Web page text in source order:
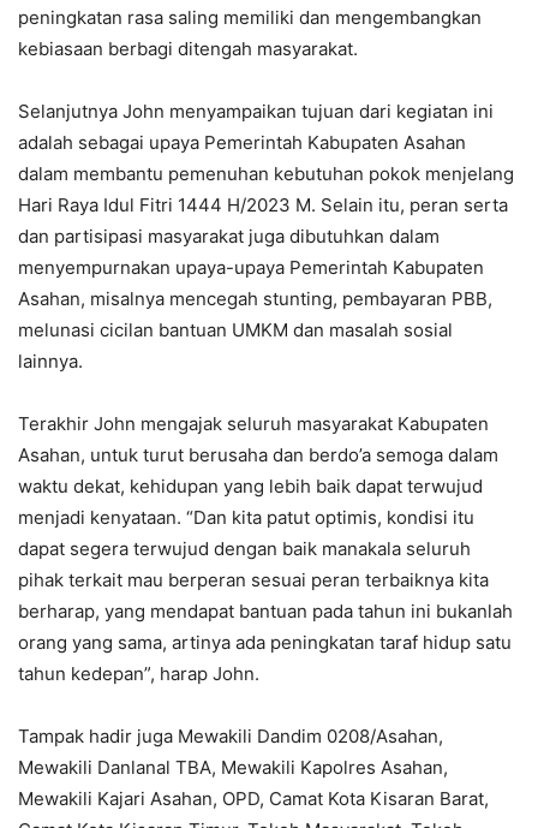
peningkatan rasa saling memiliki dan mengembangkan
kebiasaan berbagi ditengah masyarakat.
Selanjutnya John menyampaikan tujuan dari kegiatan ini
adalah sebagai upaya Pemerintah Kabupaten Asahan
dalam membantu pemenuhan kebutuhan pokok menjelang
Hari Raya Idul Fitri 1444 H/2023 M. Selain itu, peran serta
dan partisipasi masyarakat juga dibutuhkan dalam
menyempurnakan upaya-upaya Pemerintah Kabupaten
Asahan, misalnya mencegah stunting, pembayaran PBB,
melunasi cicilan bantuan UMKM dan masalah sosial
lainnya.
Terakhir John mengajak seluruh masyarakat Kabupaten
Asahan, untuk turut berusaha dan berdo’a semoga dalam
waktu dekat, kehidupan yang lebih baik dapat terwujud
menjadi kenyataan. “Dan kita patut optimis, kondisi itu
dapat segera terwujud dengan baik manakala seluruh
pihak terkait mau berperan sesuai peran terbaiknya kita
berharap, yang mendapat bantuan pada tahun ini bukanlah
orang yang sama, artinya ada peningkatan taraf hidup satu
tahun kedepan”, harap John.
Tampak hadir juga Mewakili Dandim 0208/Asahan,
Mewakili Danlanal TBA, Mewakili Kapolres Asahan,
Mewakili Kajari Asahan, OPD, Camat Kota Kisaran Barat,